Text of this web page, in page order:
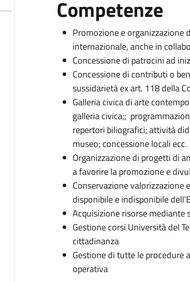
Competenze
Promozione e organizzazione
internazionale, anche in
Concessione di patrocini ad
Concessione di contributi o
sussidarietà ex art. 118 della
Galleria civica di arte
galleria civica;;
repertori biliografici; attività
museo; concessione locali ecc.
Organizzazione di progetti di
a favorire la promozione e
Conservazione
disponibile e indisponibile
Acquisizione risorse mediante
Gestione corsi Università del
cittadinanza
Gestione di tutte le procedure
operativa